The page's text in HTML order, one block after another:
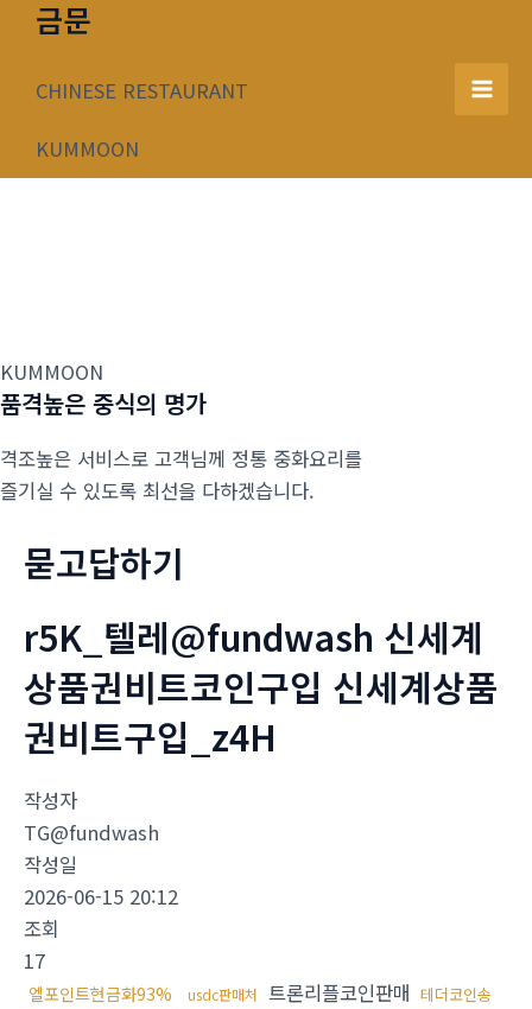
너
금문
CHINESE RESTAURANT
KUMMOON
Main
KUMMOON
품격높은 중식의 명가
격조높은 서비스로 고객님께 정통 중화요리를
즐기실 수 있도록 최선을 다하겠습니다.
묻고답하기
r5K_텔레@fundwash 신세계
상품권비트코인구입 신세계상품
권비트구입_z4H
작성자
TG@fundwash
작성일
2026-06-15 20:12
조회
17
엘포인트현금화93% usdc판매처 트론리플코인판매 테더코인송